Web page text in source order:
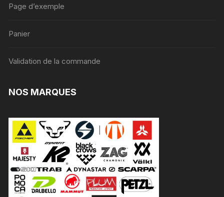
Page d’exemple
Panier
Validation de la commande
NOS MARQUES